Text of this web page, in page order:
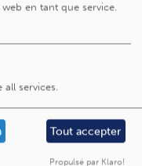
de
la chambre lors
de la santé.
interdites aux
public sont à la
en tant que service.
all services.
Tout accepter
Propulsé par Klaro!